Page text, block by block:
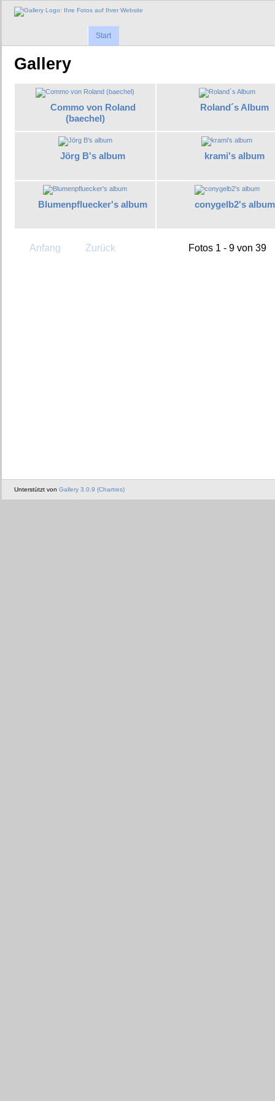
Start
Gallery
Commo von Roland
(baechel)
Roland´s Album
Jörg B's album krami's album
Blumenpfluecker's album conygelb2's album
Anfang Zurück Fotos 1 - 9 von 39
Unterstützt von Gallery 3.0.9 (Chartres)